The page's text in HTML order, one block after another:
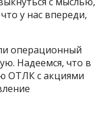
у нас впереди,
операционный
Надеемся, что в
ОТЛК с акциями